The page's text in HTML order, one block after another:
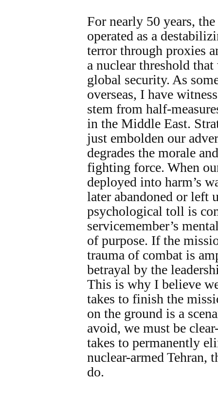
For nearly 50 years,
operated as a
terror through proxies
a nuclear threshold
global security. As
overseas, I have
stem from half-
in the Middle East.
just embolden our
degrades the morale
fighting force. When
deployed into harm’s
later abandoned or left
psychological toll is
servicemember’s
of purpose. If the
trauma of combat is
betrayal by the
This is why I believe
takes to finish the
on the ground is a
avoid, we must be
takes to permanently
nuclear-armed Tehran,
do.